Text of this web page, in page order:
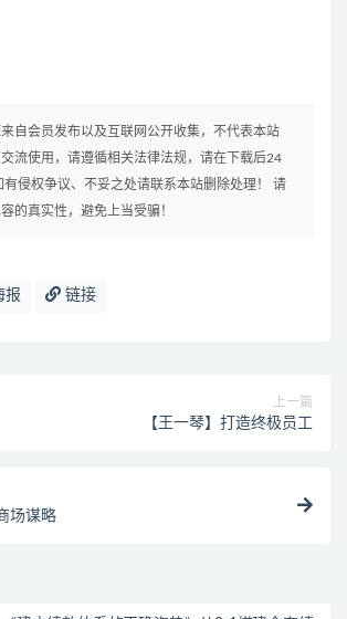
自会员发布以及互联网公开收集，不代表本站
流使用，请遵循相关法律法规，请在下载后24
有侵权争议、不妥之处请联系本站删除处理！ 请
的真实性，避免上当受骗！
报 链接
上一篇
【王一琴】打造终极员工
场谋略